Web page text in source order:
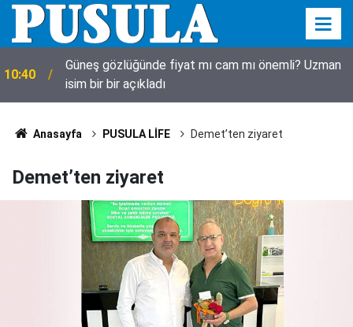
10:40
Güneş gözlüğünde fiyat mı cam mı önemli? Uzman
isim bir bir açıkladı
Anasayfa PUSULA LİFE Demet’ten ziyaret
Demet’ten ziyaret